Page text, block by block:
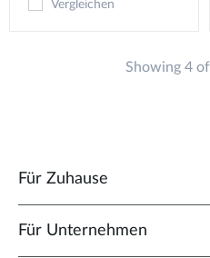
Vergleichen
Showing 4
Für Zuhause
Für Unternehmen